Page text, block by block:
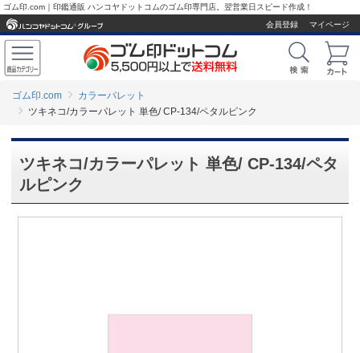
ゴム印.com｜印鑑通販 ハンコヤドットコムのゴム印専門店。翌営業日スピード作成！
会員登録
マイページ
ゴム印.com
カラーパレット
ツキネコ/カラーパレット 単色/ CP-134/ペタルピンク
ツキネコ/カラーパレット 単色/ CP-134/ペタ
ルピンク